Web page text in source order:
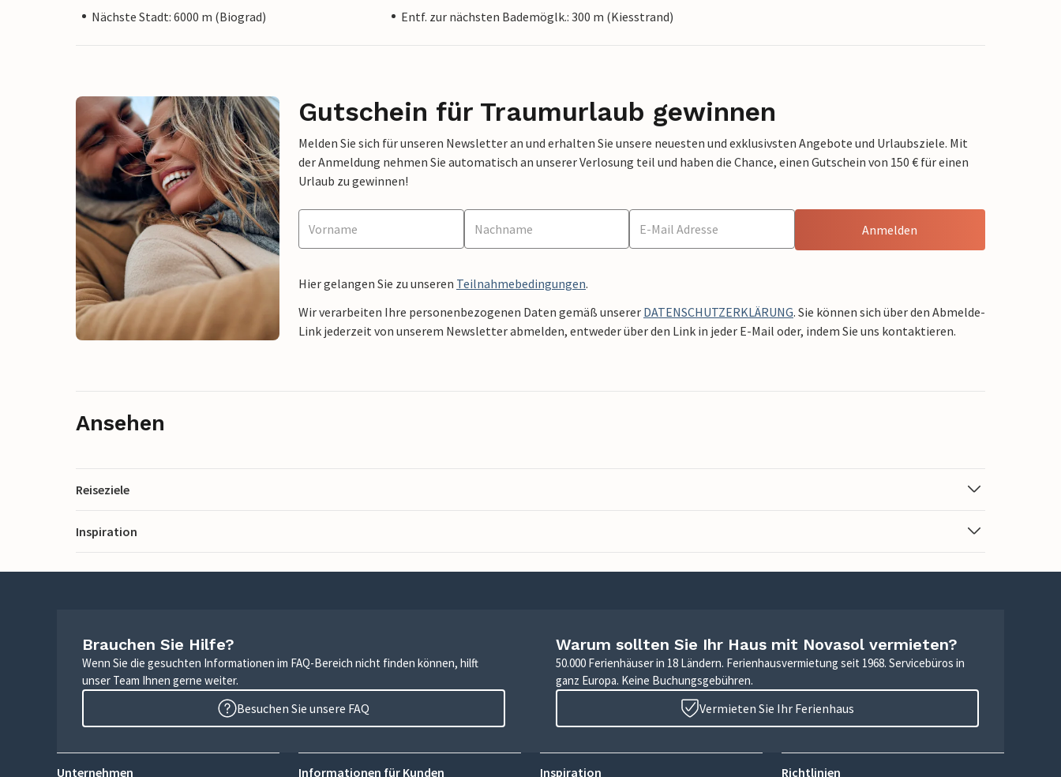
Nächste Stadt: 6000 m (Biograd)
Entf. zur nächsten Bademöglk.: 300 m (Kiesstrand)
Gutschein für Traumurlaub gewinnen
Melden Sie sich für unseren Newsletter an und erhalten Sie unsere neuesten und exklusivsten Angebote und Urlaubsziele. Mit
der Anmeldung nehmen Sie automatisch an unserer Verlosung teil und haben die Chance, einen Gutschein von 150 € für einen
Urlaub zu gewinnen!
Anmelden
Hier gelangen Sie zu unseren Teilnahmebedingungen.
Wir verarbeiten Ihre personenbezogenen Daten gemäß unserer DATENSCHUTZERKLÄRUNG. Sie können sich über den Abmelde-
Link jederzeit von unserem Newsletter abmelden, entweder über den Link in jeder E-Mail oder, indem Sie uns kontaktieren.
Ansehen
Reiseziele
Inspiration
Brauchen Sie Hilfe?
Wenn Sie die gesuchten Informationen im FAQ-Bereich nicht finden können, hilft
unser Team Ihnen gerne weiter.
Besuchen Sie unsere FAQ
Warum sollten Sie Ihr Haus mit Novasol vermieten?
50.000 Ferienhäuser in 18 Ländern. Ferienhausvermietung seit 1968. Servicebüros in
ganz Europa. Keine Buchungsgebühren.
Vermieten Sie Ihr Ferienhaus
Unternehmen Informationen für Kunden Inspiration Richtlinien